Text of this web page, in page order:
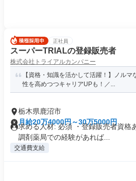
正社員
スーパーTRIALの登録販売者
株式会社トライアルカンパニー
【資格・知識を活かして活躍！】ノルマ
性を⾼めつつキャリアUPも！／...
栃木県鹿沼市
月給20万4000円～30万5000円
求める人材: 必須 ・登録販売者資格
調剤薬局での経験があれば...
交通費支給